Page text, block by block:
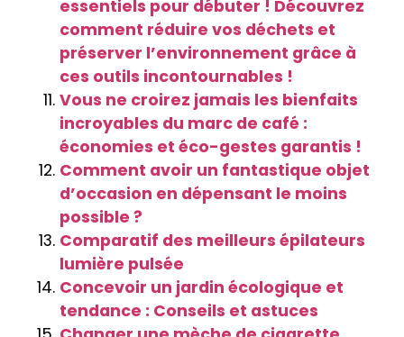
essentiels pour débuter ! Découvrez
comment réduire vos déchets et
préserver l’environnement grâce à
ces outils incontournables !
Vous ne croirez jamais les bienfaits
incroyables du marc de café :
économies et éco-gestes garantis !
Comment avoir un fantastique objet
d’occasion en dépensant le moins
possible ?
Comparatif des meilleurs épilateurs
lumière pulsée
Concevoir un jardin écologique et
tendance : Conseils et astuces